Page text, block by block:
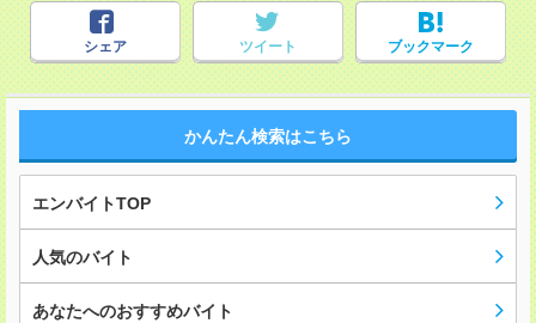
シェア ツイート ブックマーク
かんたん検索はこちら
エンバイトTOP
人気のバイト
あなたへのおすすめバイト